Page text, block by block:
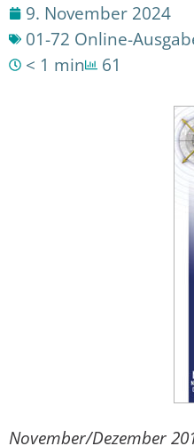
9. November 2024
01-72 Online-
< 1 min
61
November/Dezember